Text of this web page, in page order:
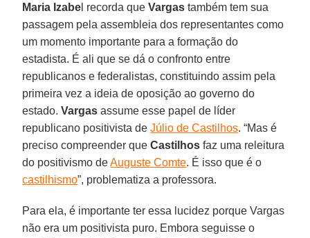
Maria Izabe l recorda queVargas também tem sua
passagem pela assembleia dos representantes como
um momento importante para a formação do
estadista. É ali que se dá o confronto entre
republicanos e federalistas, constituindo assim pela
primeira vez a ideia de oposição ao governo do
estado.Vargas assume esse papel de líder
republicano positivista deJúlio de Castilhos. “Mas é
preciso compreender queCastilhos faz uma releitura
do positivismo deAuguste Comte. É isso que é o
castilhismo”, problematiza a professora.
Para ela, é importante ter essa lucidez porque Vargas
não era um positivista puro. Embora seguisse o